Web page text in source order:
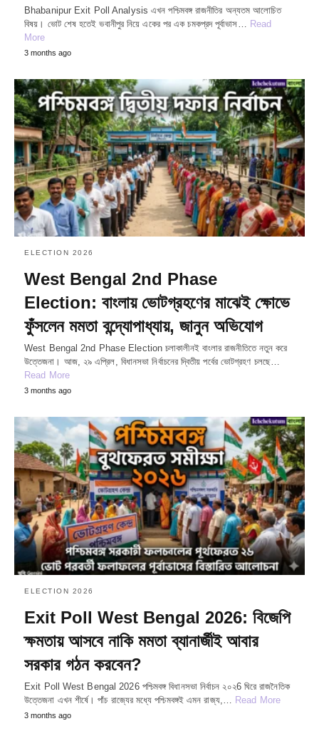
Bhabanipur Exit Poll Analysis এখন পশ্চিমবঙ্গ রাজনীতির অন্যতম আলোচিত
বিষয়। ভোট শেষ হতেই ভবানীপুর নিয়ে একের পর এক চমকপ্রদ পূর্বাভাস…
Read
More
3 months ago
ELECTION 2026
West Bengal 2nd Phase
Election: বাংলায় ভোটগ্রহণের মাঝেই ক্ষোভে
ফুঁসলেন মমতা বন্দ্যোপাধ্যায়, জানুন অভিযোগ
West Bengal 2nd Phase Election চলাকালীনই বাংলার রাজনীতিতে নতুন করে
উত্তেজনা। আজ, ২৯ এপ্রিল, বিধানসভা নির্বাচনের দ্বিতীয় পর্বের ভোটগ্রহণ চলছে…
Read More
3 months ago
ELECTION 2026
Exit Poll West Bengal 2026: বিজেপি
ক্ষমতায় আসবে নাকি মমতা ব্যানার্জীই আবার
সরকার গঠন করবেন?
Exit Poll West Bengal 2026 পশ্চিমবঙ্গ বিধানসভা নির্বাচন ২০২6 ঘিরে রাজনৈতিক
উত্তেজনা এখন শীর্ষে। পাঁচ রাজ্যের মধ্যে পশ্চিমবঙ্গই এমন রাজ্য,… Read More
3 months ago